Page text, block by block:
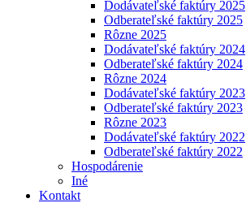
Dodávateľské faktúry 2025
Odberateľské faktúry 2025
Rôzne 2025
Dodávateľské faktúry 2024
Odberateľské faktúry 2024
Rôzne 2024
Dodávateľské faktúry 2023
Odberateľské faktúry 2023
Rôzne 2023
Dodávateľské faktúry 2022
Odberateľské faktúry 2022
Hospodárenie
Iné
Kontakt